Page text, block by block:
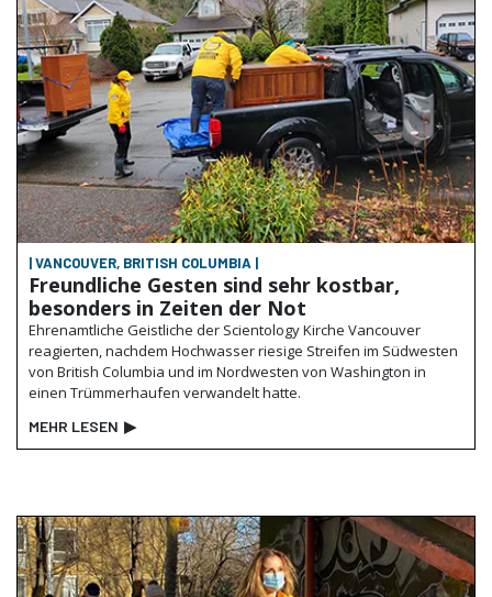
| VANCOUVER, BRITISH COLUMBIA |
Freundliche Gesten sind sehr kostbar,
besonders in Zeiten der Not
Ehrenamtliche Geistliche der Scientology Kirche Vancouver
reagierten, nachdem Hochwasser riesige Streifen im Südwesten
von British Columbia und im Nordwesten von Washington in
einen Trümmerhaufen verwandelt hatte.
MEHR LESEN ▶